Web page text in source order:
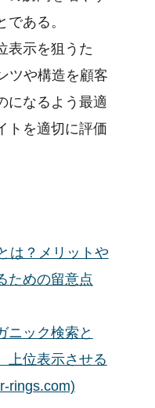
ある。
表示を狙うた
ツや構造を顧客
になるよう最適
トを適切に評価
は？メリットや
ための留意点
ニック検索と
上位表示させる
rings.com)